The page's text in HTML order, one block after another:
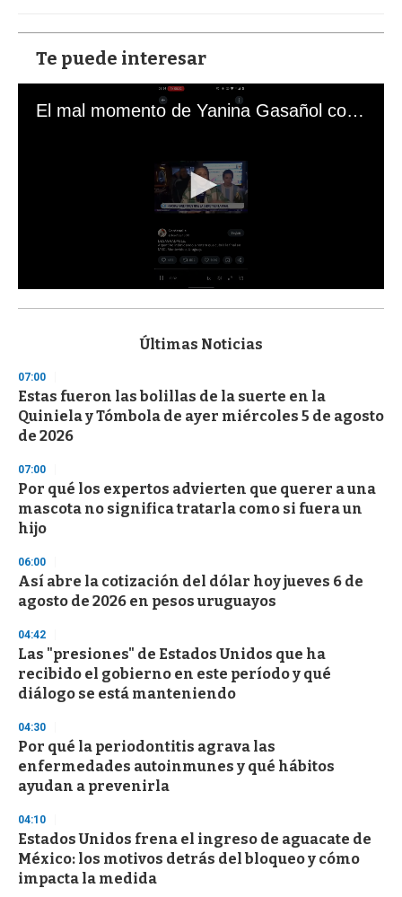
Te puede interesar
El mal momento de Yanina Gasañol con un hincha argentino en "Subrayado"
s
d
s
o
f
3
s
e
c
o
n
Últimas Noticias
07:00
Estas fueron las bolillas de la suerte en la
Quiniela y Tómbola de ayer miércoles 5 de agosto
de 2026
07:00
Por qué los expertos advierten que querer a una
mascota no significa tratarla como si fuera un
hijo
06:00
Así abre la cotización del dólar hoy jueves 6 de
agosto de 2026 en pesos uruguayos
04:42
Las "presiones" de Estados Unidos que ha
recibido el gobierno en este período y qué
diálogo se está manteniendo
04:30
Por qué la periodontitis agrava las
enfermedades autoinmunes y qué hábitos
ayudan a prevenirla
04:10
Estados Unidos frena el ingreso de aguacate de
México: los motivos detrás del bloqueo y cómo
impacta la medida